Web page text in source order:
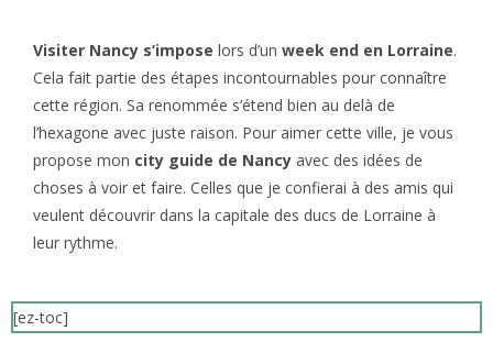
Visiter Nancy s’impose lors d’un week end en Lorraine.
Cela fait partie des étapes incontournables pour connaître
cette région. Sa renommée s’étend bien au delà de
l’hexagone avec juste raison. Pour aimer cette ville, je vous
propose mon city guide de Nancy avec des idées de
choses à voir et faire. Celles que je confierai à des amis qui
veulent découvrir dans la capitale des ducs de Lorraine à
leur rythme.
[ez-toc]